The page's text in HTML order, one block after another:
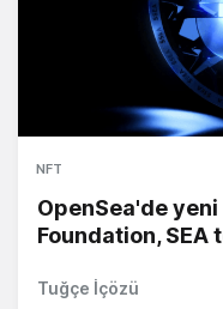
NFT
OpenSea'de
Foundation, SEA
Tuğçe İçözü